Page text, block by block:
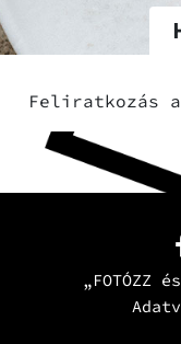
Feliratkozás
„FOTÓZZ